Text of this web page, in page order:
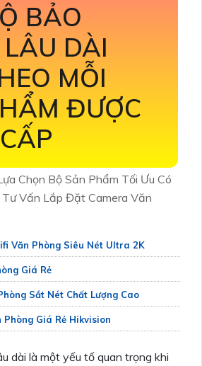
BẢO
DÀI
MỖI
ĐƯỢC
Chọn Bộ Sản Phẩm Tối Ưu Có
Vấn Lắp Đặt Camera Văn
Văn Phòng Siêu Nét Ultra 2K
Giá Rẻ
Sắt Nét Chất Lượng Cao
Phòng Giá Rẻ Hikvision
dài là một yếu tố quan trọng khi